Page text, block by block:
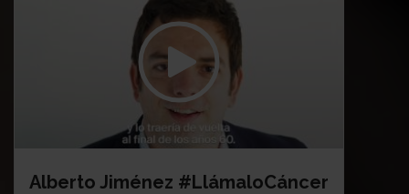
Alberto Jiménez #LlámaloCáncer